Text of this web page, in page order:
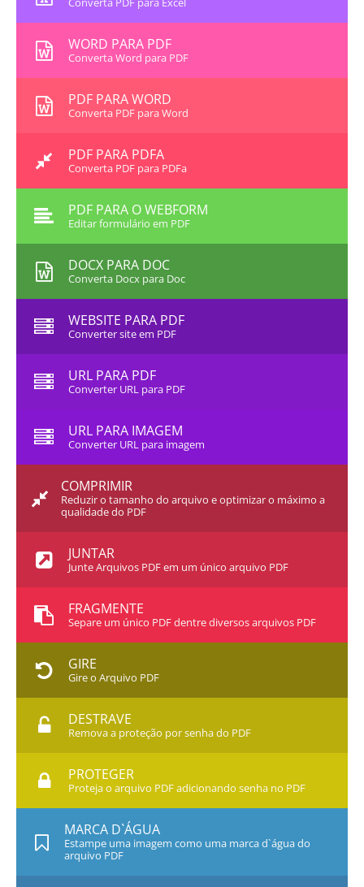
WORD PARA PDF
Converta Word para PDF
PDF PARA WORD
Converta PDF para Word
PDF PARA PDFA
Converta PDF para PDFa
PDF PARA O WEBFORM
Editar formulário em PDF
DOCX PARA DOC
Converta Docx para Doc
WEBSITE PARA PDF
Converter site em PDF
URL PARA PDF
Converter URL para PDF
URL PARA IMAGEM
Converter URL para imagem
COMPRIMIR
Reduzir o tamanho do arquivo e optimizar o máximo a
qualidade do PDF
JUNTAR
Junte Arquivos PDF em um único arquivo PDF
FRAGMENTE
Separe um único PDF dentre diversos arquivos PDF
GIRE
Gire o Arquivo PDF
DESTRAVE
Remova a proteção por senha do PDF
PROTEGER
Proteja o arquivo PDF adicionando senha no PDF
MARCA D`ÁGUA
Estampe uma imagem como uma marca d`água do
arquivo PDF